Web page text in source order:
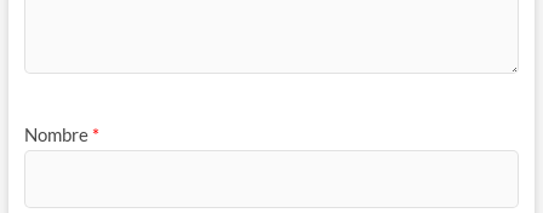
Nombre *